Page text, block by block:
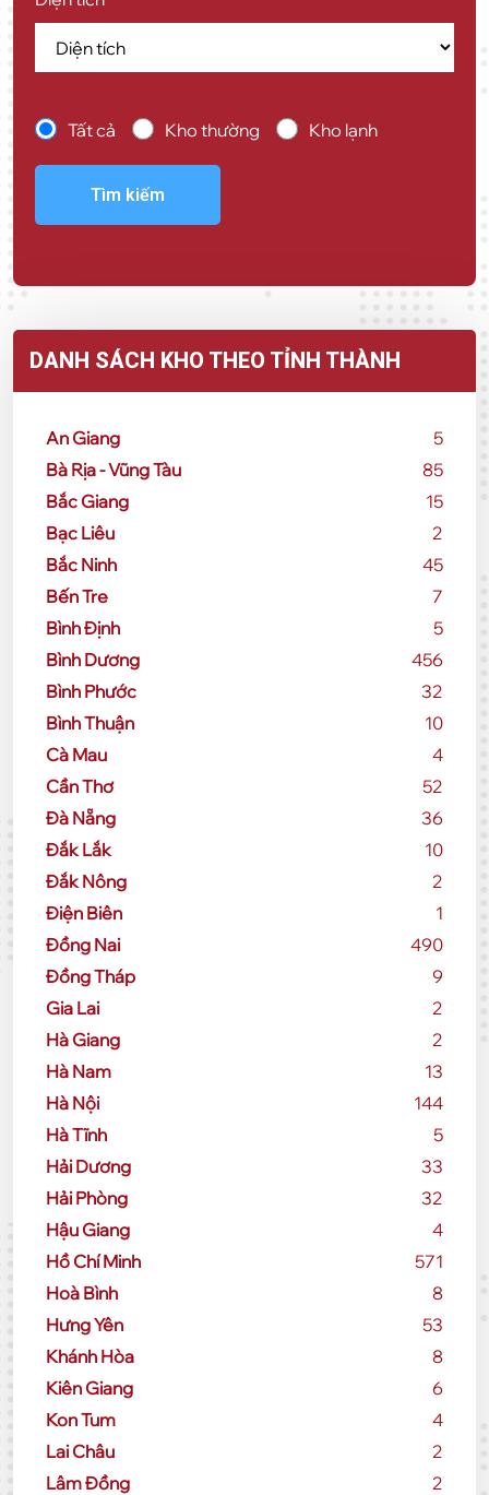
Tất cả Kho thường Kho lạnh
Tìm kiếm
DANH SÁCH KHO THEO TỈNH THÀNH
An Giang
5
Bà Rịa - Vũng Tàu
85
Bắc Giang
15
Bạc Liêu
2
Bắc Ninh
45
Bến Tre
7
Bình Định
5
Bình Dương
456
Bình Phước
32
Bình Thuận
10
Cà Mau
4
Cần Thơ
52
Đà Nẵng
36
Đắk Lắk
10
Đắk Nông
2
Điện Biên
1
Đồng Nai
490
Đồng Tháp
9
Gia Lai
2
Hà Giang
2
Hà Nam
13
Hà Nội
144
Hà Tĩnh
5
Hải Dương
33
Hải Phòng
32
Hậu Giang
4
Hồ Chí Minh
571
Hoà Bình
8
Hưng Yên
53
Khánh Hòa
8
Kiên Giang
6
Kon Tum
4
Lai Châu
2
Lâm Đồng
2